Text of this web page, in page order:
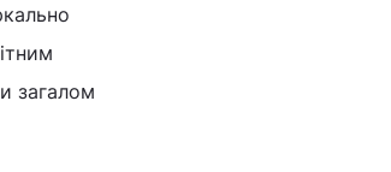
загалом